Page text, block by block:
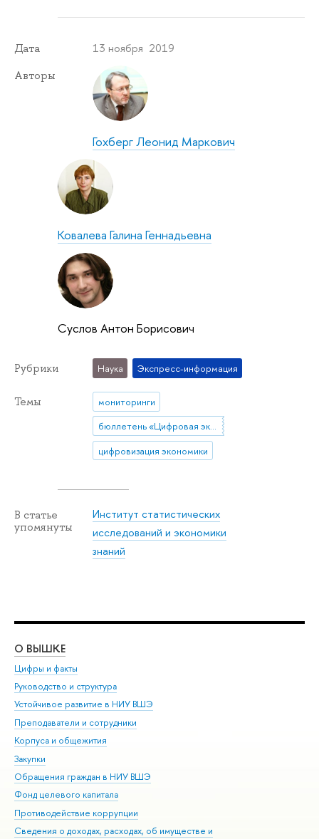
Дата 13 ноября 2019
Авторы
Гохберг Леонид Маркович
Ковалева Галина Геннадьевна
Суслов Антон Борисович
Рубрики Наука Экспресс-информация
Темы
мониторинги
бюллетень «Цифровая экономика»
цифровизация экономики
В статье
упомянуты
Институт статистических
исследований и экономики
знаний
О ВЫШКЕ
Цифры и факты
Руководство и структура
Устойчивое развитие в НИУ ВШЭ
Преподаватели и сотрудники
Корпуса и общежития
Закупки
Обращения граждан в НИУ ВШЭ
Фонд целевого капитала
Противодействие коррупции
Сведения о доходах, расходах, об имуществе и